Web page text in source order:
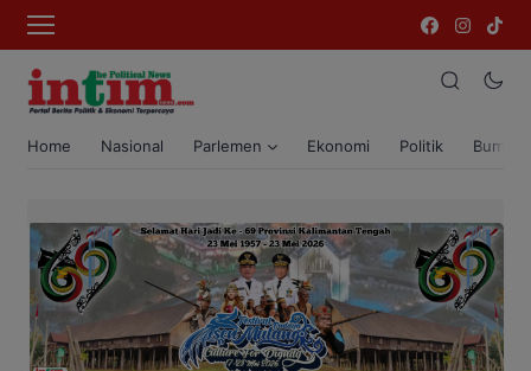
Home Nasional Parlemen Ekonomi Politik Bumi